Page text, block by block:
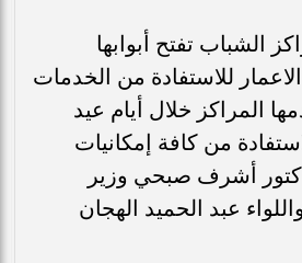
الشباب تفتح أبوابها
للاستفادة من الخدمات
المراكز خلال أيام عيد
من كافة إمكانيات
أشرف صبحي وزير
عبد الحميد الهجان